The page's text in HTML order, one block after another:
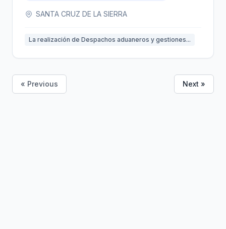
SANTA CRUZ DE LA SIERRA
La realización de Despachos aduaneros y gestiones...
« Previous Next »